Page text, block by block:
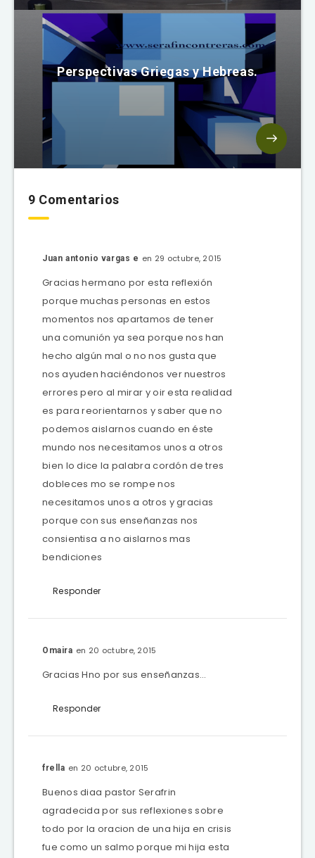
Perspectivas Griegas y Hebreas.
9 Comentarios
Juan antonio vargas e en 29 octubre, 2015
Gracias hermano por esta reflexión
porque muchas personas en estos
momentos nos apartamos de tener
una comunión ya sea porque nos han
hecho algún mal o no nos gusta que
nos ayuden haciéndonos ver nuestros
errores pero al mirar y oir esta realidad
es para reorientarnos y saber que no
podemos aislarnos cuando en éste
mundo nos necesitamos unos a otros
bien lo dice la palabra cordón de tres
dobleces mo se rompe nos
necesitamos unos a otros y gracias
porque con sus enseñanzas nos
consientisa a no aislarnos mas
bendiciones
Responder
Omaira en 20 octubre, 2015
Gracias Hno por sus enseñanzas…
Responder
frella en 20 octubre, 2015
Buenos diaa pastor Serafrin
agradecida por sus reflexiones sobre
todo por la oracion de una hija en crisis
fue como un salmo porque mi hija esta